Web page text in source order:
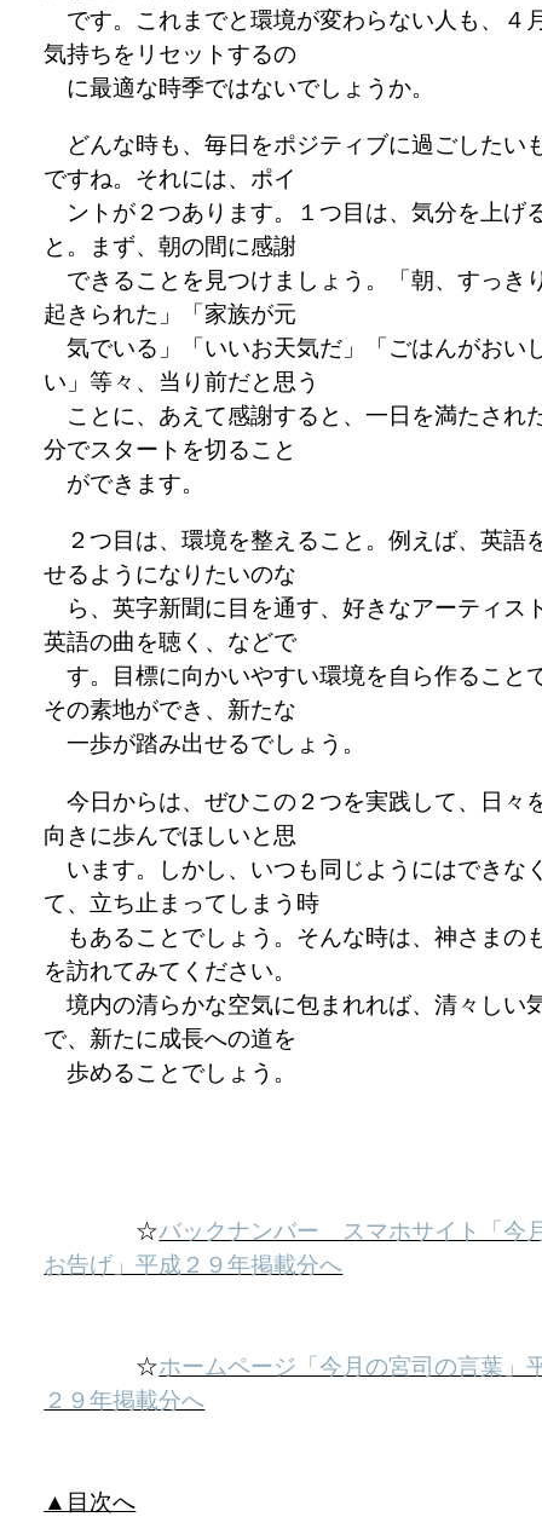
です。これまでと環境が変わらない人も、４
気持ちをリセットするの
に最適な時季ではないでしょうか。
どんな時も、毎日をポジティブに過ごしたい
ですね。それには、ポイ
ントが２つあります。１つ目は、気分を上げ
と。まず、朝の間に感謝
できることを見つけましょう。「朝、すっき
起きられた」「家族が元
気でいる」「いいお天気だ」「ごはんがおい
い」等々、当り前だと思う
ことに、あえて感謝すると、一日を満たされ
分でスタートを切ること
ができます。
２つ目は、環境を整えること。例えば、英語
せるようになりたいのな
ら、英字新聞に目を通す、好きなアーティス
英語の曲を聴く、などで
す。目標に向かいやすい環境を自ら作ること
その素地ができ、新たな
一歩が踏み出せるでしょう。
今日からは、ぜひこの２つを実践して、日々
向きに歩んでほしいと思
います。しかし、いつも同じようにはできな
て、立ち止まってしまう時
もあることでしょう。そんな時は、神さまの
を訪れてみてください。
境内の清らかな空気に包まれれば、清々しい
で、新たに成長への道を
歩めることでしょう。
☆バックナンバー スマホサイト「今
お告げ」平成２９年掲載分へ
☆ホームページ「今月の宮司の言葉」
２９年掲載分へ
▲目次へ